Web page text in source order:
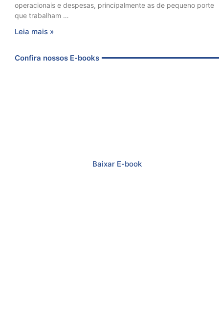
operacionais e despesas, principalmente as de pequeno porte
que trabalham …
Leia mais »
Confira nossos E-books
Baixar E-book